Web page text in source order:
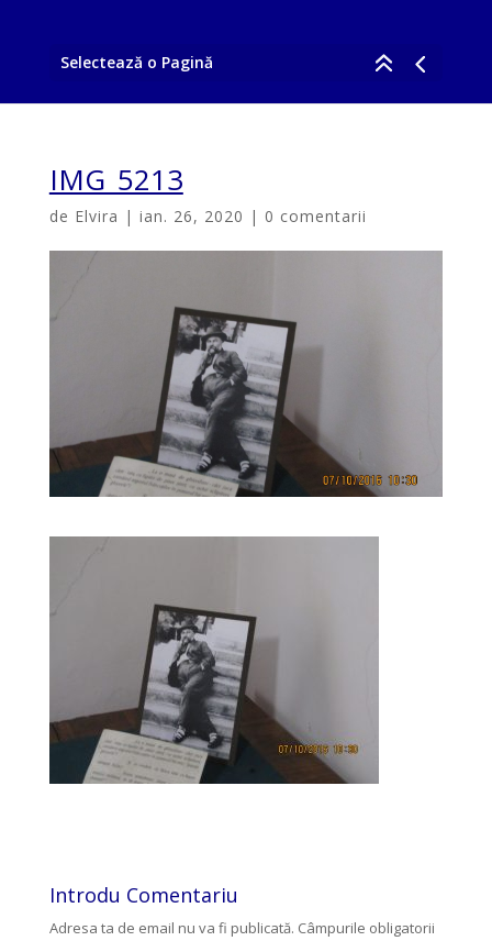
Selectează o Pagină
IMG_5213
de Elvira | ian. 26, 2020 | 0 comentarii
Introdu Comentariu
Adresa ta de email nu va fi publicată. Câmpurile obligatorii